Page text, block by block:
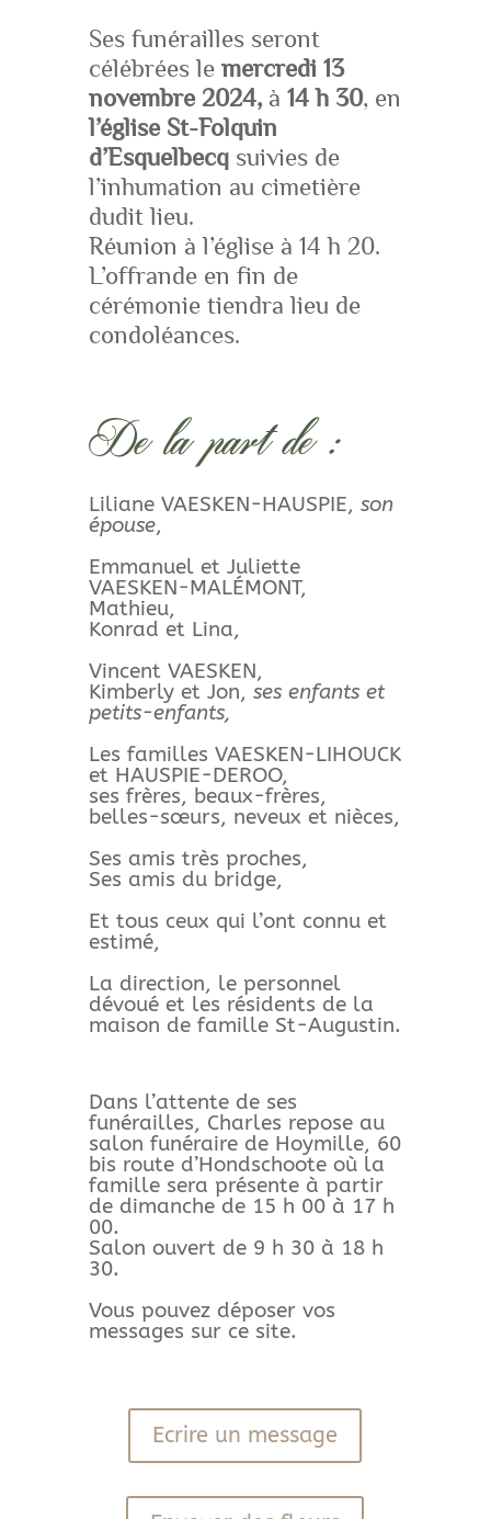
Ses funérailles seront
célébrées le mercredi 13
novembre 2024,à 14 h 30, en
l’église St-Folquin
d’Esquelbecqsuivies de
l’inhumation au cimetière
dudit lieu.
Réunion à l’église à 14 h 20.
L’offrande en fin de
cérémonie tiendra lieu de
condoléances.
De la part de :
Liliane VAESKEN-HAUSPIE, son
épouse,
Emmanuel et Juliette
VAESKEN-MALÉMONT,
Mathieu,
Konrad et Lina,
Vincent VAESKEN,
Kimberly et Jon, ses enfants et
petits-enfants,
Les familles VAESKEN-LIHOUCK
et HAUSPIE-DEROO,
ses frères, beaux-frères,
belles-sœurs, neveux et nièces,
Ses amis très proches,
Ses amis du bridge,
Et tous ceux qui l’ont connu et
estimé,
La direction, le personnel
dévoué et les résidents de la
maison de famille St-Augustin.
Dans l’attente de ses
funérailles, Charles repose au
salon funéraire de Hoymille, 60
bis route d’Hondschoote où la
famille sera présente à partir
de dimanche de 15 h 00 à 17 h
00.
Salon ouvert de 9 h 30 à 18 h
30.
Vous pouvez déposer vos
messages sur ce site.
Ecrire un message